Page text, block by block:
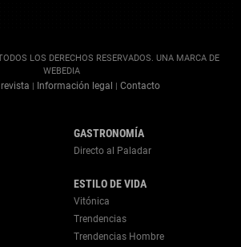
LOS DERECHOS RESERVADOS. UNA MARCA DE
WEBEDIA
| Información legal | Contacto
GASTRONOMÍA
Directo al Paladar
ESTILO DE VIDA
Vitónica
Trendencias
Trendencias Hombre